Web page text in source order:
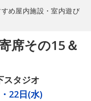
め屋内施設・室内遊び
席その15＆
スタジオ
22日(水)